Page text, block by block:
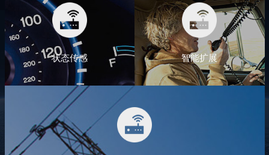
状态传感 智能扩展